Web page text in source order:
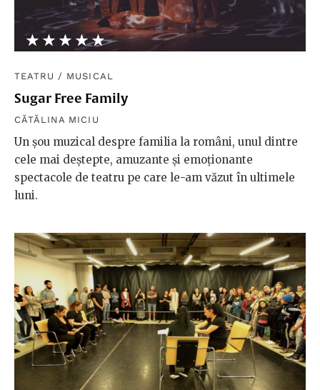
★★★★★
☆☆☆☆☆
TEATRU / MUSICAL
Sugar Free Family
CĂTĂLINA MICIU
Un șou muzical despre familia la români, unul dintre
cele mai deștepte, amuzante și emoționante
spectacole de teatru pe care le-am văzut în ultimele
luni.